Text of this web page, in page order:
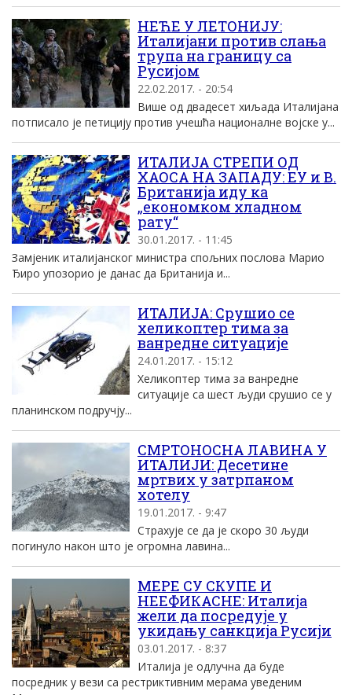
НЕЋЕ У ЛЕТОНИЈУ:
Италијани против слања
трупа на границу са
Русијом
22.02.2017. - 20:54
Више од двадесет хиљада Италијана
потписало је петицију против учешћа националне војске у...
ИТАЛИЈА СТРЕПИ ОД
ХАОСА НА ЗАПАДУ: ЕУ и В.
Британија иду ка
„економком хладном
рату“
30.01.2017. - 11:45
Замјеник италијанског министра спољних послова Марио
Ђиро упозорио је данас да Британија и...
ИТАЛИЈА: Срушио се
хеликоптер тима за
ванредне ситуације
24.01.2017. - 15:12
Хеликоптер тима за ванредне
ситуације са шест људи срушио се у
планинском подручју...
СМРТОНОСНА ЛАВИНА У
ИТАЛИЈИ: Десетине
мртвих у затрпаном
хотелу
19.01.2017. - 9:47
Страхује се да је скоро 30 људи
погинуло након што је огромна лавина...
МЕРЕ СУ СКУПЕ И
НЕЕФИКАСНЕ: Италија
жели да посредује у
укидању санкција Русији
03.01.2017. - 8:37
Италија је одлучна да буде
посредник у вези са рестриктивним мерама уведеним